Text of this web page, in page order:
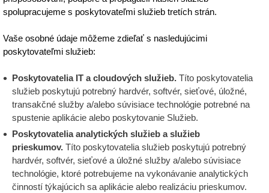
spolupracujeme s poskytovateľmi služieb tretích strán.
Vaše osobné údaje môžeme zdieľať s nasledujúcimi
poskytovateľmi služieb:
Poskytovatelia IT a cloudových služieb. Títo poskytovatelia
služieb poskytujú potrebný hardvér, softvér, sieťové, úložné,
transakčné služby a/alebo súvisiace technológie potrebné na
spustenie aplikácie alebo poskytovanie Služieb.
Poskytovatelia analytických služieb a služieb
prieskumov.Títo poskytovatelia služieb poskytujú potrebný
hardvér, softvér, sieťové a úložné služby a/alebo súvisiace
technológie, ktoré potrebujeme na vykonávanie analytických
činností týkajúcich sa aplikácie alebo realizáciu prieskumov.